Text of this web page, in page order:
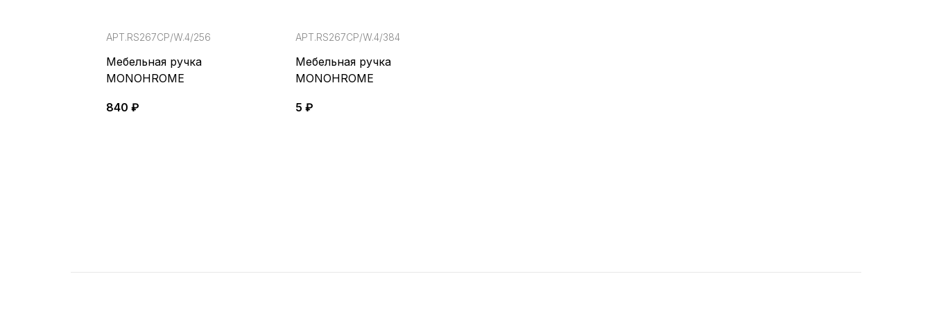
АРТ.RS267CP/W.4/256
Мебельная ручка
MONOHROME
840 ₽
АРТ.RS267CP/W.4/384
Мебельная ручка
MONOHROME
5 ₽